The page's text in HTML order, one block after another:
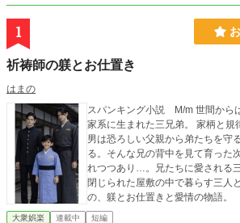
1
祈祷師の躾とお仕置き
はまの
スパンキング小説 M/m 世間からは秘められた職、祈祷師の
家系に生まれた三兄弟。 家柄と規律でがんじがらめな中、長
男は恐ろしい父親から弟たちを守
る。そんな兄の背中を見て育った
れつつあり…。兄たちに愛される
閉じられた屋敷の中で暮らす三人
の、躾とお仕置きと愛情の物語。
大衆娯楽 連載中 短編